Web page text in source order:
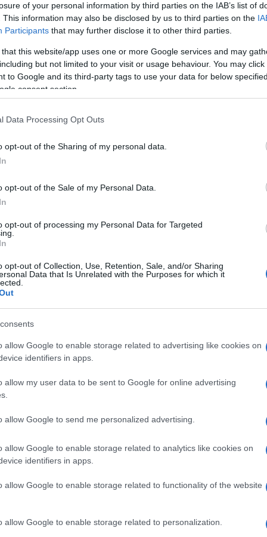
of your personal information by third parties on the IAB’s list of
This information may also be disclosed by us to third parties on the
Participants that may further disclose it to other third parties.
that this website/app uses one or more Google services and may
but not limited to your visit or usage behaviour. You may
to Google and its third-party tags to use your data for below
consent section.
Data Processing Opt Outs
opt-out of the Sharing of my personal data.
opt-out of the Sale of my Personal Data.
opt-out of processing my Personal Data for Targeted
opt-out of Collection, Use, Retention, Sale, and/or Sharing
Data that Is Unrelated with the Purposes for which it
allow Google to enable storage related to advertising like cookies on
identifiers in apps.
allow my user data to be sent to Google for online advertising
allow Google to send me personalized advertising.
allow Google to enable storage related to analytics like cookies on
identifiers in apps.
allow Google to enable storage related to functionality of the website
allow Google to enable storage related to personalization.
chiesto quanto tempo risparmierai con questa
di sicurezza rimangono invariati. I viaggiatori
detector e altri controlli di sicurezza prima di
sempre a disposizione un documento d’identità
effettuare controlli. \”In caso di controlli a
valido, altrimenti non potrà imbarcarsi\”,
deve farci dimenticare la sicurezza!
documento d’identità ha come obiettivo primario
ma senza compromettere i già elevati
chiarito che il passaporto e la carta d’identità non
rappresenta un passo significativo verso la